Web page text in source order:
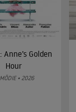
Anne’s Golden
Hour
• 2026